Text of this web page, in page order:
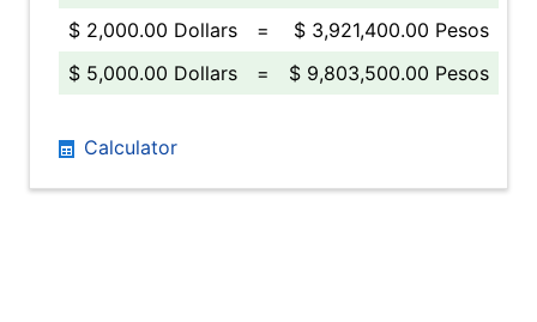
$ 2,000.00 Dollars
=
$ 3,921,400.00 Pesos
$ 5,000.00 Dollars
= $ 9,803,500.00 Pesos
Calculator